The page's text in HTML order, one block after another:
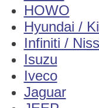
HOWO
Hyundai /
Infiniti /
Isuzu
Iveco
Jaguar